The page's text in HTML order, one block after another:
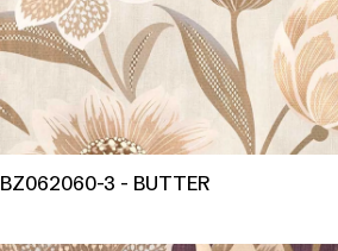
BZ062060-3 - BUTTER